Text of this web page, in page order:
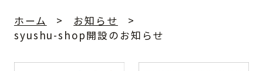
ホーム
お知らせ
syushu-shop開設のお知らせ